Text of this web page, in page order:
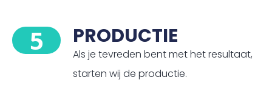
5 PRODUCTIE
Als je tevreden bent met het resultaat,
starten wij de productie.